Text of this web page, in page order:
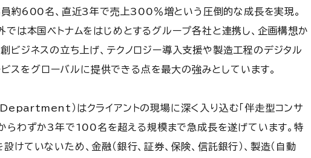
約600名、直近3年で売上300％増という圧倒的な成長を実現。
では本国ベトナムをはじめとするグループ各社と連携し、企画構想か
ビジネスの立ち上げ、テクノロジー導入支援や製造工程のデジタル
をグローバルに提供できる点を最大の強みとしています。
）はクライアントの現場に深く入り込む「伴走型コンサ
らわずか3年で100名を超える規模まで急成長を遂げています。特
けていないため、金融（銀行、証券、保険、信託銀行）、製造（自動